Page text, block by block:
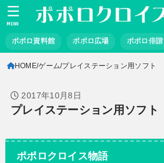
ポポロ資料館 ポポロ広場 ポポロ俳諧
MENU
HOME ゲーム プレイステーション用ソフト
2017年10月8日
プレイステーション用ソフト
ポポロクロイス物語